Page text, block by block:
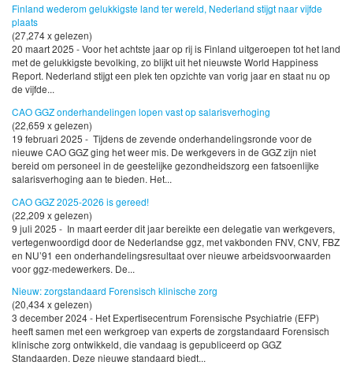
Finland wederom gelukkigste land ter wereld, Nederland stijgt naar vijfde
plaats
(27,274 x gelezen)
20 maart 2025 - Voor het achtste jaar op rij is Finland uitgeroepen tot het land
met de gelukkigste bevolking, zo blijkt uit het nieuwste World Happiness
Report. Nederland stijgt een plek ten opzichte van vorig jaar en staat nu op
de vijfde...
CAO GGZ onderhandelingen lopen vast op salarisverhoging
(22,659 x gelezen)
19 februari 2025 - Tijdens de zevende onderhandelingsronde voor de
nieuwe CAO GGZ ging het weer mis. De werkgevers in de GGZ zijn niet
bereid om personeel in de geestelijke gezondheidszorg een fatsoenlijke
salarisverhoging aan te bieden. Het...
CAO GGZ 2025-2026 is gereed!
(22,209 x gelezen)
9 juli 2025 - In maart eerder dit jaar bereikte een delegatie van werkgevers,
vertegenwoordigd door de Nederlandse ggz, met vakbonden FNV, CNV, FBZ
en NU’91 een onderhandelingsresultaat over nieuwe arbeidsvoorwaarden
voor ggz-medewerkers. De...
Nieuw: zorgstandaard Forensisch klinische zorg
(20,434 x gelezen)
3 december 2024 - Het Expertisecentrum Forensische Psychiatrie (EFP)
heeft samen met een werkgroep van experts de zorgstandaard Forensisch
klinische zorg ontwikkeld, die vandaag is gepubliceerd op GGZ
Standaarden. Deze nieuwe standaard biedt...